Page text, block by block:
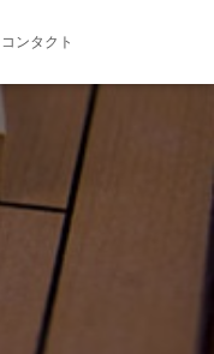
コンタクト